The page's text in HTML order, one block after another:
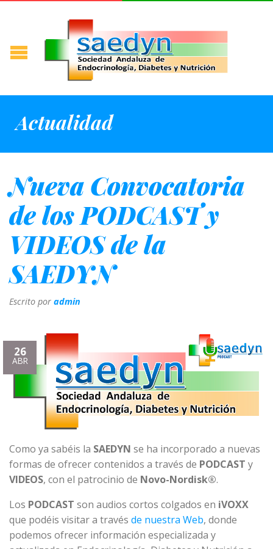
Actualidad
Nueva Convocatoria
de los PODCAST y
VIDEOS de la
SAEDYN
Escrito por admin
26
ABR
Como ya sabéis la SAEDYN se ha incorporado a nuevas
formas de ofrecer contenidos a través de PODCAST y
VIDEOS, con el patrocinio de Novo-Nordisk®.
Los PODCAST son audios cortos colgados en iVOXX
que podéis visitar a través de nuestra Web, donde
podemos ofrecer información especializada y